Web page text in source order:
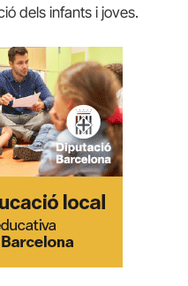
dels infants i joves.